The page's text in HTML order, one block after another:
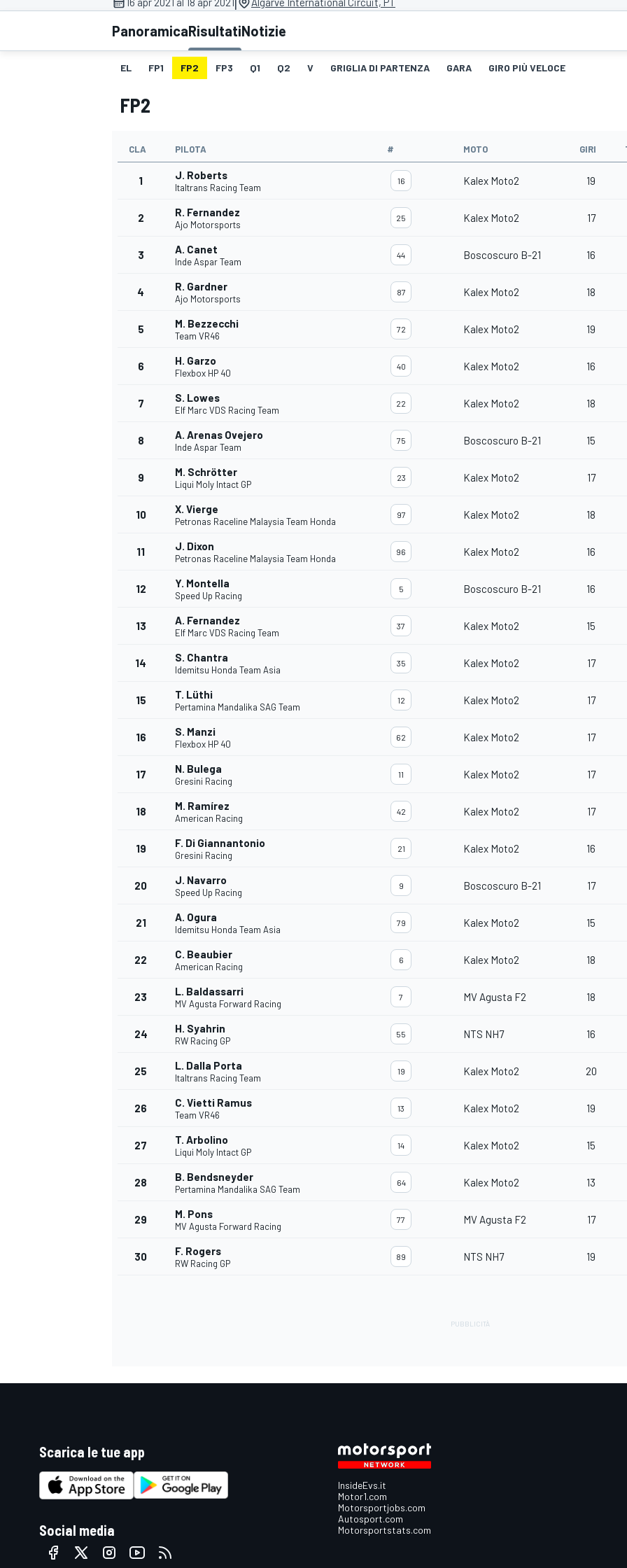
MOTOGP WEC
ENDURANCE/GT
PanoramicaRisultatiNotizie
EL FP1 FP2 FP3 Q1 Q2 V GRIGLIA DI PARTENZA GARA GIRO PIÙ VELOCE
FP2
CLA PILOTA # MOTO GIRI
1 J. Roberts
Italtrans Racing Team
16 Kalex Moto2 19
2 R. Fernandez
Ajo Motorsports
25 Kalex Moto2 17
3 A. Canet
Inde Aspar Team
44 Boscoscuro B-21 16
4 R. Gardner
Ajo Motorsports
87 Kalex Moto2 18
5 M. Bezzecchi
Team VR46
72 Kalex Moto2 19
6 H. Garzo
Flexbox HP 40
40 Kalex Moto2 16
7 S. Lowes
Elf Marc VDS Racing Team
22 Kalex Moto2 18
8 A. Arenas Ovejero
Inde Aspar Team
75 Boscoscuro B-21 15
9 M. Schrötter
Liqui Moly Intact GP
23 Kalex Moto2 17
10 X. Vierge
Petronas Raceline Malaysia Team Honda
97 Kalex Moto2 18
11 J. Dixon
Petronas Raceline Malaysia Team Honda
96 Kalex Moto2 16
12 Y. Montella
Speed Up Racing
5 Boscoscuro B-21 16
13 A. Fernandez
Elf Marc VDS Racing Team
37 Kalex Moto2 15
14 S. Chantra
Idemitsu Honda Team Asia
35 Kalex Moto2 17
15 T. Lüthi
Pertamina Mandalika SAG Team
12 Kalex Moto2 17
16 S. Manzi
Flexbox HP 40
62 Kalex Moto2 17
17 N. Bulega
Gresini Racing
11 Kalex Moto2 17
18 M. Ramírez
American Racing
42 Kalex Moto2 17
19 F. Di Giannantonio
Gresini Racing
21 Kalex Moto2 16
20 J. Navarro
Speed Up Racing
9 Boscoscuro B-21 17
21 A. Ogura
Idemitsu Honda Team Asia
79 Kalex Moto2 15
22 C. Beaubier
American Racing
6 Kalex Moto2 18
23 L. Baldassarri
MV Agusta Forward Racing
7 MV Agusta F2 18
24 H. Syahrin
RW Racing GP
55 NTS NH7 16
25 L. Dalla Porta
Italtrans Racing Team
19 Kalex Moto2 20
26 C. Vietti Ramus
Team VR46
13 Kalex Moto2 19
27 T. Arbolino
Liqui Moly Intact GP
14 Kalex Moto2 15
28 B. Bendsneyder
Pertamina Mandalika SAG Team
64 Kalex Moto2 13
29 M. Pons
MV Agusta Forward Racing
77 MV Agusta F2 17
30 F. Rogers
RW Racing GP
89 NTS NH7 19
Scarica le tue app
Social media
InsideEvs.it
Motor1.com
Motorsportjobs.com
Autosport.com
Motorsportstats.com